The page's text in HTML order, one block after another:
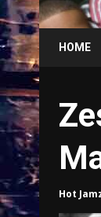
HOME
Hot